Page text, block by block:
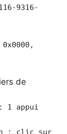
9316-
de
1 appui
: clic sur